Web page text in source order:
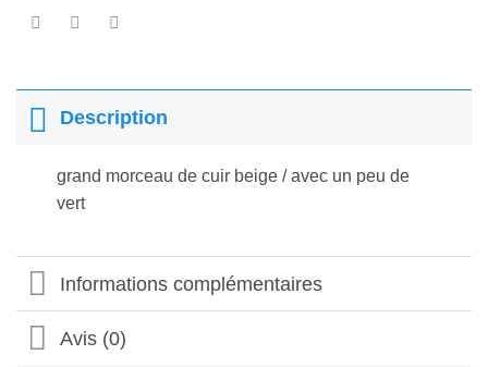
Description
grand morceau de cuir beige / avec un peu de
vert
Informations complémentaires
Avis (0)